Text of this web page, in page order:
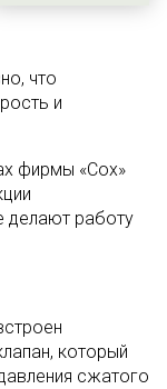
что
и
фирмы «Сох»
делают работу
который
сжатого